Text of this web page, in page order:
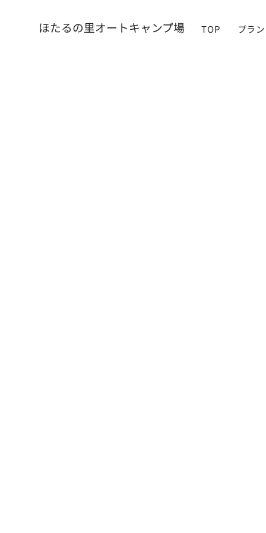
​ほたるの里オートキャンプ場 TOP プラ